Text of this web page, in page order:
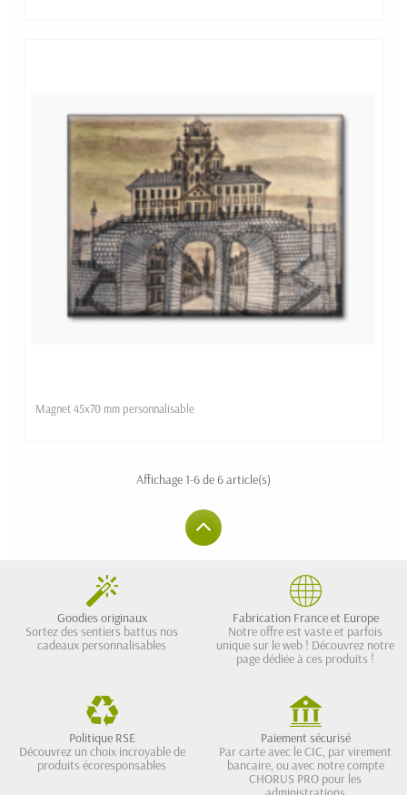
Magnet 45x70 mm personnalisable
Affichage 1-6 de 6 article(s)
Goodies originaux
Sortez des sentiers battus nos
cadeaux personnalisables
Fabrication France et Europe
Notre offre est vaste et parfois
unique sur le web ! Découvrez notre
page dédiée à ces produits !
Politique RSE
Découvrez un choix incroyable de
produits écoresponsables
Paiement sécurisé
Par carte avec le CIC, par virement
bancaire, ou avec notre compte
CHORUS PRO pour les